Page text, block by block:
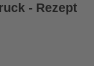
- Rezept